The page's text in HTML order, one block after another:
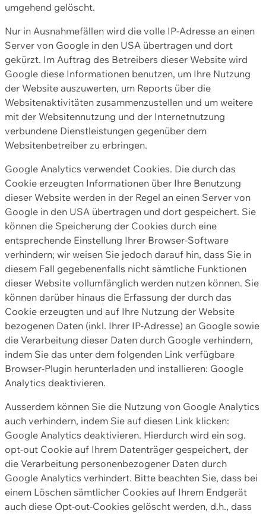
umgehend gelöscht.
Nur in Ausnahmefällen wird die volle IP-Adresse an einen
Server von Google in den USA übertragen und dort
gekürzt. Im Auftrag des Betreibers dieser Website wird
Google diese Informationen benutzen, um Ihre Nutzung
der Website auszuwerten, um Reports über die
Websitenaktivitäten zusammenzustellen und um weitere
mit der Websitennutzung und der Internetnutzung
verbundene Dienstleistungen gegenüber dem
Websitenbetreiber zu erbringen.
Google Analytics verwendet Cookies. Die durch das
Cookie erzeugten Informationen über Ihre Benutzung
dieser Website werden in der Regel an einen Server von
Google in den USA übertragen und dort gespeichert. Sie
können die Speicherung der Cookies durch eine
entsprechende Einstellung Ihrer Browser-Software
verhindern; wir weisen Sie jedoch darauf hin, dass Sie in
diesem Fall gegebenenfalls nicht sämtliche Funktionen
dieser Website vollumfänglich werden nutzen können. Sie
können darüber hinaus die Erfassung der durch das
Cookie erzeugten und auf Ihre Nutzung der Website
bezogenen Daten (inkl. Ihrer IP-Adresse) an Google sowie
die Verarbeitung dieser Daten durch Google verhindern,
indem Sie das unter dem folgenden Link verfügbare
Browser-Plugin herunterladen und installieren: Google
Analytics deaktivieren.
Ausserdem können Sie die Nutzung von Google Analytics
auch verhindern, indem Sie auf diesen Link klicken:
Google Analytics deaktivieren. Hierdurch wird ein sog.
opt-out Cookie auf Ihrem Datenträger gespeichert, der
die Verarbeitung personenbezogener Daten durch
Google Analytics verhindert. Bitte beachten Sie, dass bei
einem Löschen sämtlicher Cookies auf Ihrem Endgerät
auch diese Opt-out-Cookies gelöscht werden, d.h., dass